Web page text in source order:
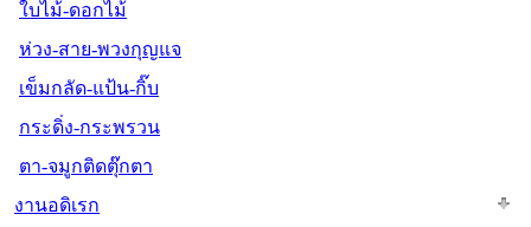
ใบไม้-ดอกไม้
ห่วง-สาย-พวงกุญแจ
เข็มกลัด-แป้น-กิ๊บ
กระดิ่ง-กระพรวน
ตา-จมูกติดตุ๊กตา
งานอดิเรก